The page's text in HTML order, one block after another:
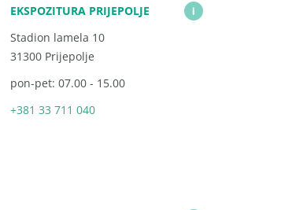
EKSPOZITURA PRIJEPOLJE
Stadion lamela 10
31300 Prijepolje
pon-pet: 07.00 - 15.00
+381 33 711 040
i